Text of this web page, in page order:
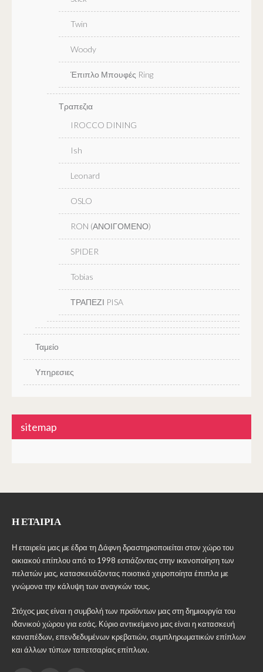
Twin
Woody
Έπιπλο Μπουφές Ring
Τραπεζια
IROCCO DINING
Ish
Leonard
OSLO
RON (ΑΝΟΙΓΟΜΕΝΟ)
SPIDER
Tobias
ΤΡΑΠΕΖΙ PISA
Ταμείο
Υπηρεσιες
sitemap
Η ΕΤΑΙΡΊΑ
Η εταιρεία μας με έδρα τη Δάφνη δραστηριοποιείται στον χώρο του
οικιακού επίπλου από το 1998 εστιάζοντας στην ικανοποίηση των
πελατών μας, κατασκευάζοντας ποιοτικά χειροποίητα έπιπλα με
γνώμονα την κάλυψη των αναγκών τους.
Στόχος μας είναι η συμβολή των προϊόντων μας στη δημιουργία του
ιδανικού χώρου για εσάς. Κύριο αντικείμενο μας είναι η κατασκευή
καναπέδων, επενδεδυμένων κρεβατιών, συμπληρωματικών επίπλων
και άλλων τύπων ταπετσαρίας επίπλων.